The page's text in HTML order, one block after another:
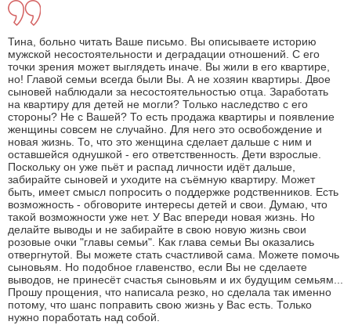
Тина, больно читать Ваше письмо. Вы описываете историю
мужской несостоятельности и деградации отношений. С его
точки зрения может выглядеть иначе. Вы жили в его квартире,
но! Главой семьи всегда были Вы. А не хозяин квартиры. Двое
сыновей наблюдали за несостоятельностью отца. Заработать
на квартиру для детей не могли? Только наследство с его
стороны? Не с Вашей? То есть продажа квартиры и появление
женщины совсем не случайно. Для него это освобождение и
новая жизнь. То, что это женщина сделает дальше с ним и
оставшейся однушкой - его ответственность. Дети взрослые.
Поскольку он уже пьёт и распад личности идёт дальше,
забирайте сыновей и уходите на съёмную квартиру. Может
быть, имеет смысл попросить о поддержке родственников. Есть
возможность - обговорите интересы детей и свои. Думаю, что
такой возможности уже нет. У Вас впереди новая жизнь. Но
делайте выводы и не забирайте в свою новую жизнь свои
розовые очки "главы семьи". Как глава семьи Вы оказались
отвергнутой. Вы можете стать счастливой сама. Можете помочь
сыновьям. Но подобное главенство, если Вы не сделаете
выводов, не принесёт счастья сыновьям и их будущим семьям...
Прошу прощения, что написала резко, но сделала так именно
потому, что шанс поправить свою жизнь у Вас есть. Только
нужно поработать над собой.